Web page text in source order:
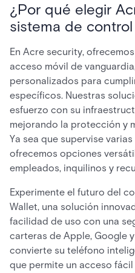
¿Por qué elegir
sistema de
En Acre security,
acceso móvil de
personalizados para
específicos. Nuestras
esfuerzo con su
mejorando la protección y
Ya sea que supervise
ofrecemos opciones
empleados, inquilinos y
Experimente el futuro del
Wallet, una solución
facilidad de uso con una
carteras de Apple, Google y
convierte su teléfono
que permite un acceso